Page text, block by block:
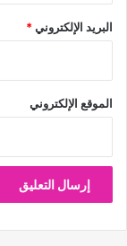
البريد الإلكتروني*
الموقع الإلكتروني